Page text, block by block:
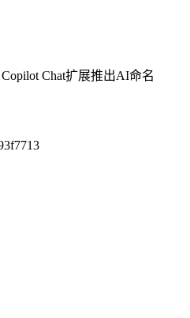
Chat扩展推出AI命名